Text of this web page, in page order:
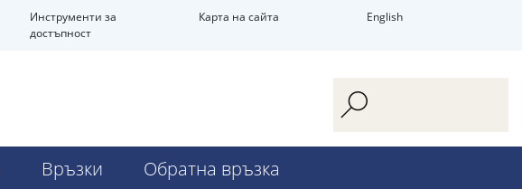
Инструменти за
достъпност
Карта на сайта English
Връзки Обратна връзка